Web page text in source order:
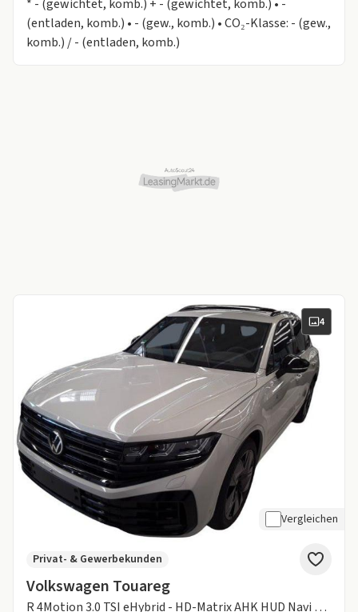
* - (gewichtet, komb.) + - (gewichtet, komb.) • -
(entladen, komb.) • - (gew., komb.) • CO₂-Klasse: - (gew.,
komb.) / - (entladen, komb.)
4
Vergleichen
Volkswagen Touareg
R 4Motion 3.0 TSI eHybrid - HD-Matrix AHK HUD Navi Area View ACC PDC LM SHZ Leder
Privat- & Gewerbekunden